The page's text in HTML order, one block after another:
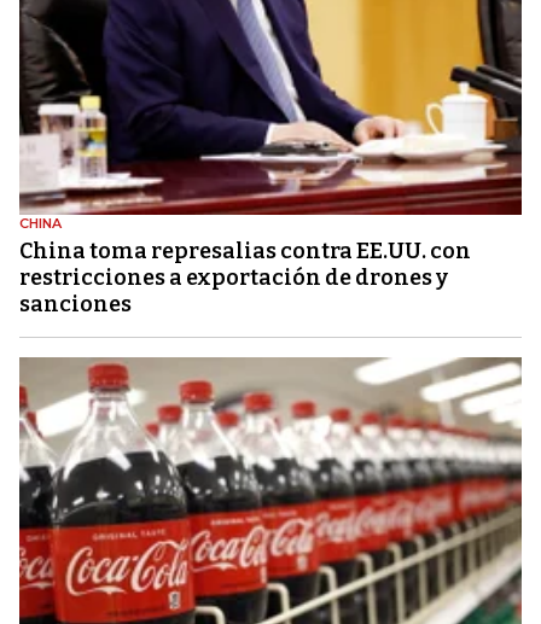
CHINA
China toma represalias contra EE.UU. con
restricciones a exportación de drones y
sanciones